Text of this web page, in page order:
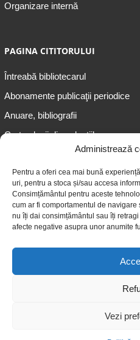
Administrează
Pentru a oferi cea mai bună
uri, pentru a stoca și/sau accesa
Consimțământul pentru aceste
cum ar fi comportamentul de
nu îți dai consimțământul sau îți
afecte negative asupra unor anumite
Vezi
Organizare internă
PAGINA CITITORULUI
Întreabă bibliotecarul
Abonamente publicaţii periodice
Anuare, bibliografii
Cartea lunii din colecțiile
Informații pentru adolescenți
Informații pentru adulți
Informații pentru seniori
© 2026 Biblioteca Judeţeană